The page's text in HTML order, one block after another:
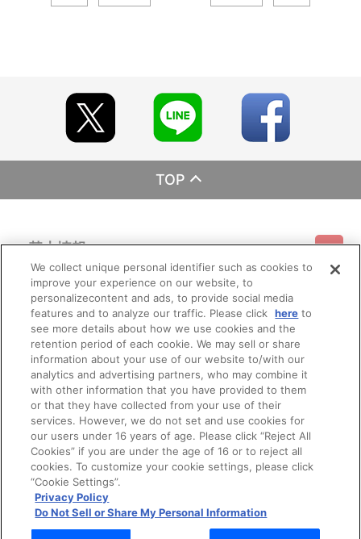
TOP
基本情報
利用規約 特定商取引法に基づく表示 プライバシーポリシー
プライバシーオプション 会社概要
ご利用情報
ご利用ガイド サイトマップ お問い合わせ
Do Not Sell or Share My Personal Information
会員メニュー
ログイン 会員規約 新規会員登録
その他のご案内
公式X バンダイナムコフィルムワークス
We collect unique personal identifier such as cookies to
improve your experience on our website, to
personalizecontent and ads, to provide social media
features and to analyze our traffic. Please click here to
see more details about how we use cookies and the
retention period of each cookie. We may sell or share
information about your use of our website to/with our
analytics and advertising partners, who may combine it
with other information that you have provided to them
or that they have collected from your use of their
services. However, we do not set and use cookies for
our users under 16 years of age. Please click “Reject All
Cookies” if you are under the age of 16 or to reject all
cookies. To customize your cookie settings, please click
“Cookie Settings”.
Privacy Policy
Do Not Sell or Share My Personal Information